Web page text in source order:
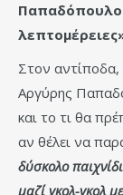
Στον
Αργύρης
και το τι θα
αν θέλει να
δύσκολο
μαζί γκολ-γκολ